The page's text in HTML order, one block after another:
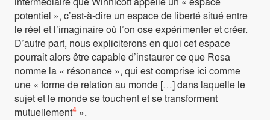
potentiel », c’est-à-dire un espace de liberté situé entre
le réel et l’imaginaire où l’on ose expérimenter et créer.
D’autre part, nous expliciterons en quoi cet espace
pourrait alors être capable d’instaurer ce que Rosa
nomme la « résonance », qui est comprise ici comme
une « forme de relation au monde […] dans laquelle le
sujet et le monde se touchent et se transforment
mutuellement4 ».